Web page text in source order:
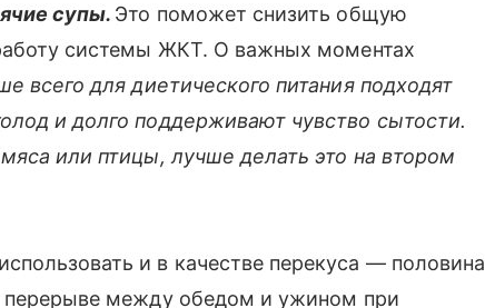
супы. Это поможет снизить общую
системы ЖКТ. О важных моментах
всего для диетического питания подходят
и долго поддерживают чувство сытости.
или птицы, лучше делать это на втором
и в качестве перекуса — половина
перерыве между обедом и ужином при